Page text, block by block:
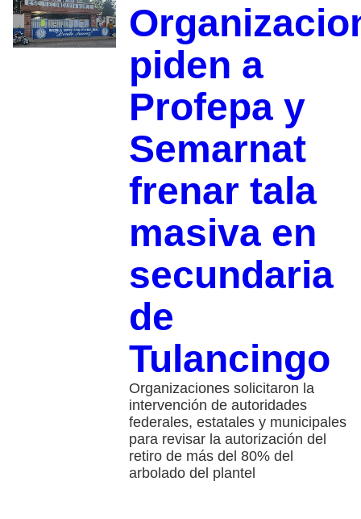
piden a
Profepa y
Semarnat
frenar tala
masiva en
secundaria
de
Tulancingo
Organizaciones solicitaron la
intervención de autoridades
federales, estatales y municipales
para revisar la autorización del
retiro de más del 80% del
arbolado del plantel